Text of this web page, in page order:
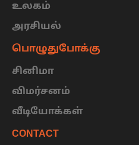
உலகம்
அரசியல்
பொழுதுபோக்கு
சினிமா
விமர்சனம்
வீடியோக்கள்
CONTACT